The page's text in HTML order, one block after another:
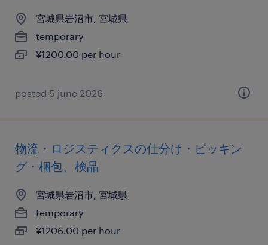
宮城県岩沼市, 宮城県
temporary
¥1200.00 per hour
posted 5 june 2026
物流・ロジスティクスの仕分け・ピッキン
グ・梱包、検品
宮城県岩沼市, 宮城県
temporary
¥1206.00 per hour